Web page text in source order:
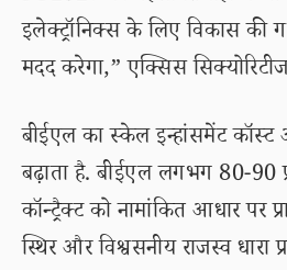
इलेक्ट्रॉनिक्स के लिए विकास की
मदद करेगा,” एक्सिस
बीईएल का स्केल इन्हांसमेंट कॉस्ट
बढ़ाता है. बीईएल लगभग 80-90
कॉन्ट्रैक्ट को नामांकित आधार पर
स्थिर और विश्वसनीय राजस्व धारा